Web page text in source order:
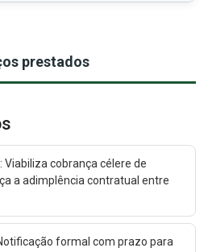
prestados
: Viabiliza cobrança célere de
a adimplência contratual entre
formal com prazo para